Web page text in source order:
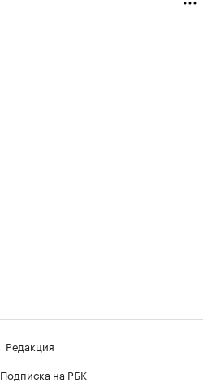
Редакция
Подписка на РБК